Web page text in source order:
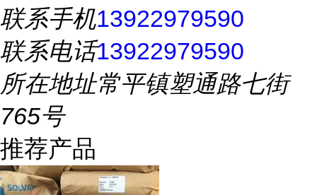
联系手机13922979590
联系电话13922979590
所在地址常平镇塑通路七街
765号
推荐产品